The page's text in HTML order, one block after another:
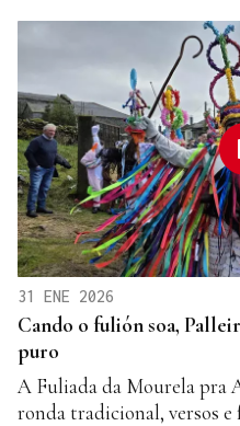
31 ENE 2026
Cando o fulión soa,
puro
A Fuliada da Mourela pra
ronda tradicional, versos e